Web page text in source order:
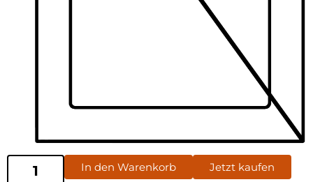
In den Warenkorb Jetzt kaufen